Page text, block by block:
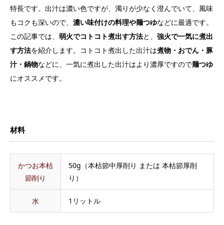
特長です。出汁は濃い色ですが、濁りが少なく澄んでいて、風味
もコクも深いので、 濃い味付けの料理や麺つゆなどに最適です。
この記事では、 弱火でコトコト煮出す方法と、 強火で一気に煮出
す方法を紹介します。コトコト煮出した出汁は煮物・おでん・豚
汁・鍋物などに、一気に煮出した出汁はより濃厚ですので麺つゆ
にオススメです。
材料
かつお本枯
節削り
50g（本枯節中厚削り または 本枯節厚削
り）
水 1リットル